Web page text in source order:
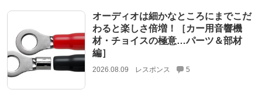
オーディオは細かなところにまでこだ
わると楽しさ倍増！［カー用音響機
材・チョイスの極意…パーツ＆部材
編］
2026.08.09 レスポンス 5